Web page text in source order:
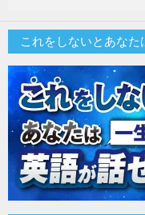
これをしないとあなた